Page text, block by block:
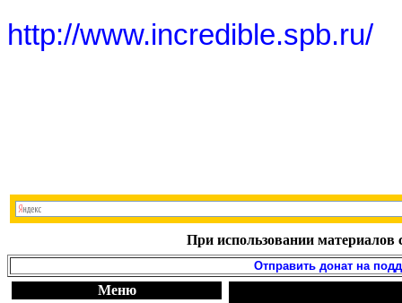
http://www.incredible.spb.ru/
При использовании материалов
Отправить донат на
Меню